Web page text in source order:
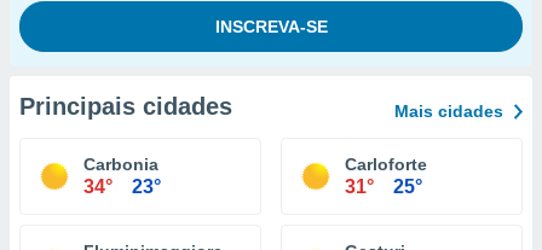
Principais cidades Mais cidades
Carbonia
34° 23°
Carloforte
31° 25°